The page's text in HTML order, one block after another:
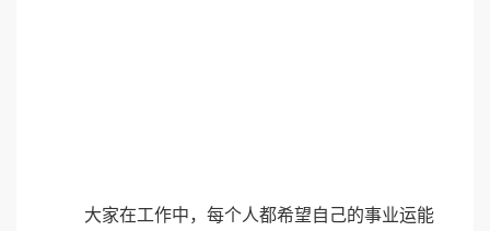
大家在工作中，每个人都希望自己的事业运能